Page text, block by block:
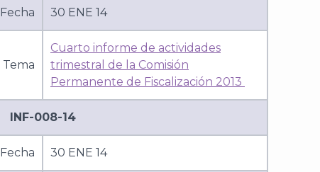
Fecha 30 ENE 14
Tema
Cuarto informe de actividades
trimestral de la Comisión
Permanente de Fiscalización 2013
INF-008-14
Fecha 30 ENE 14